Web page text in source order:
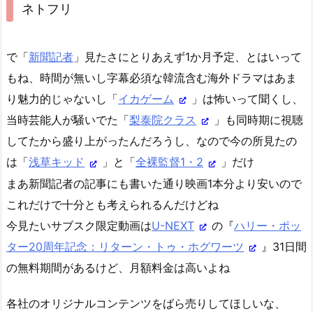
ネトフリ
で「新聞記者 」見たさにとりあえず1か月予定、とはいって
もね、時間が無いし字幕必須な韓流含む海外ドラマはあま
り魅力的じゃないし「イカゲーム
」は怖いって聞くし、
当時芸能人が騒いでた「梨泰院クラス
」も同時期に視聴
してたから盛り上がったんだろうし、なので今の所見たの
は「浅草キッド 」と「全裸監督1・2
」だけ
まあ新聞記者の記事にも書いた通り映画1本分より安いので
これだけで十分とも考えられるんだけどね
今見たいサブスク限定動画はU-NEXT の『ハリー・ポッ
ター20周年記念：リターン・トゥ・ホグワーツ
』31日間
の無料期間があるけど、月額料金は高いよね
各社のオリジナルコンテンツをばら売りしてほしいな、